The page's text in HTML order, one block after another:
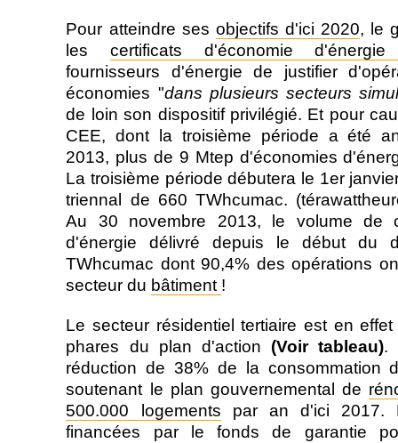
Pour atteindre ses objectifs d'ici 2020, le
lescertificats d'économie d'énergie
fournisseurs d'énergie de justifier
économies "dans plusieurs secteurs
de loin son dispositif privilégié. Et pour
CEE, dont la troisième période a été
2013, plus de 9 Mtep d'économies
La troisième période débutera le 1er
triennal de 660 TWhcumac.
Au 30 novembre 2013, le volume de
d'énergie délivré depuis le début du
TWhcumac dont 90,4% des opérations
secteur du bâtiment !
Le secteur résidentiel tertiaire est en
phares du plan d'action (Voir tableau).
réduction de 38% de la consommation
soutenant le plan gouvernemental de
500.000 logements par an d'ici 2017.
financées par le fonds de garantie